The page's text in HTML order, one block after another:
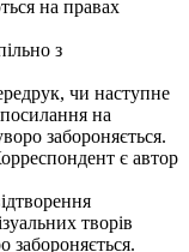
на правах
з
чи наступне
на
забороняється.
є автор
творів
забороняється.